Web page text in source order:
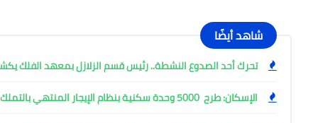
شاهد أيضًا
تحرك أحد الصدوع النشطة.. رئيس قسم الزلازل بمعهد الفلك
الإسكان: طرح 5000 وحدة سكنية بنظام الإيجار المنتهي بالتملك